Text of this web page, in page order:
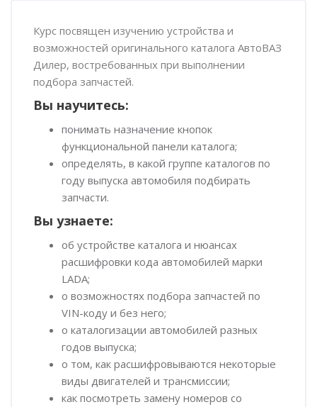
Курс посвящен изучению устройства и
возможностей оригинального каталога АвтоВАЗ
Дилер, востребованных при выполнении
подбора запчастей.
Вы научитесь:
понимать назначение кнопок
функциональной панели каталога;
определять, в какой группе каталогов по
году выпуска автомобиля подбирать
запчасти.
Вы узнаете:
об устройстве каталога и нюансах
расшифровки кода автомобилей марки
LADA;
о возможностях подбора запчастей по
VIN-коду и без него;
о каталогизации автомобилей разных
годов выпуска;
о том, как расшифровываются некоторые
виды двигателей и трансмиссии;
как посмотреть замену номеров со